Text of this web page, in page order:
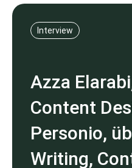
Interview
Azza
Content
Personio,
Writing,